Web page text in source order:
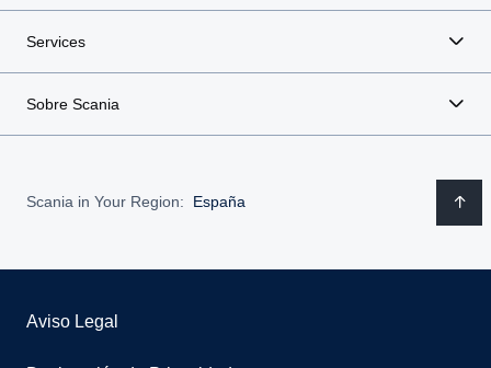
Services
Sobre Scania
Scania in Your Region: España
Aviso Legal